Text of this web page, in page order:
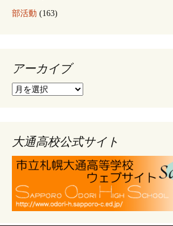
部活動 (163)
アーカイブ
ア
ブ
大通高校公式サイト